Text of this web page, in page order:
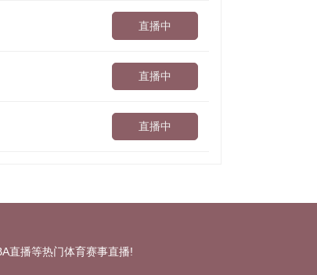
直播中
直播中
直播中
直播等热门体育赛事直播!